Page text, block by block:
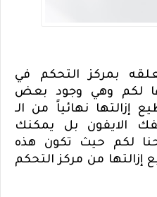
بمركز التحكم في
لكم وهي وجود بعض
إزالتها نهائياً من الـ
الايفون بل يمكنك
لكم حيث تكون هذه
إزالتها من مركز التحكم